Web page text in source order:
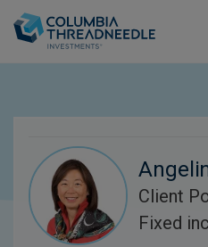
Client
Fixed